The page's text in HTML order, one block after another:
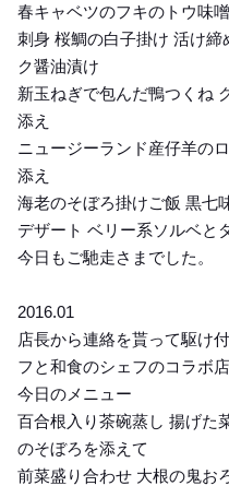
春キャベツのフキのトウ味
刺身 桜鯛の白子掛け 活け
ク醤油漬け
新玉ねぎで包んだ鴨つくね
添え
ニュージーランド産仔羊の
添え
海老のそぼろ掛けご飯 黒七
デザート ベリー系ソルベと
今日もご馳走さまでした。
2016.01
店長から連絡を貰って駆け
フと和食のシェフのコラボ
今日のメニュー
百合根入り茶碗蒸し 揚げた
のそぼろを添えて
前菜盛り合わせ 大根の鬼お